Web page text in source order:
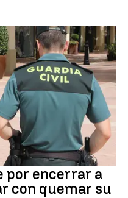
por encerrar a
con quemar su